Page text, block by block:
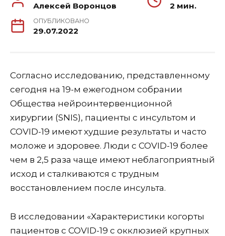
Алексей Воронцов 2 мин.
ОПУБЛИКОВАНО
29.07.2022
Согласно исследованию, представленному
сегодня на 19-м ежегодном собрании
Общества нейроинтервенционной
хирургии (SNIS), пациенты с инсультом и
COVID-19 имеют худшие результаты и часто
моложе и здоровее. Люди с COVID-19 более
чем в 2,5 раза чаще имеют неблагоприятный
исход и сталкиваются с трудным
восстановлением после инсульта.
В исследовании «Характеристики когорты
пациентов с COVID-19 с окклюзией крупных